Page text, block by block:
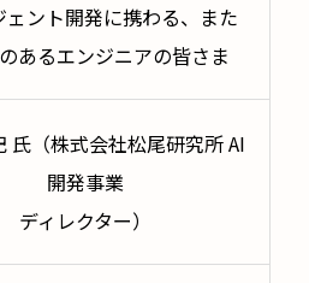
ェント開発に携わる、また
あるエンジニアの皆さま
氏（株式会社松尾研究所 AI
開発事業
ディレクター）